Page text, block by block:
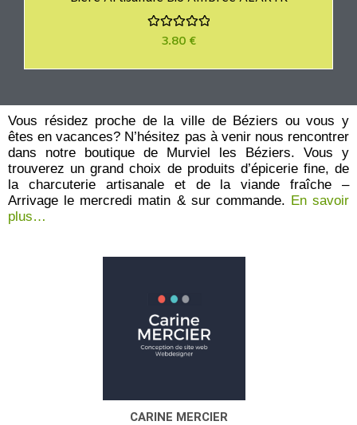
e
u
r
5
3.80 €
Vous résidez proche de la ville de Béziers ou vous y
êtes en vacances? N’hésitez pas à venir nous rencontrer
dans notre boutique de Murviel les Béziers. Vous y
trouverez un grand choix de produits d’épicerie fine, de
la charcuterie artisanale et de la viande fraîche –
Arrivage le mercredi matin & sur commande. En savoir
plus…
CARINE MERCIER